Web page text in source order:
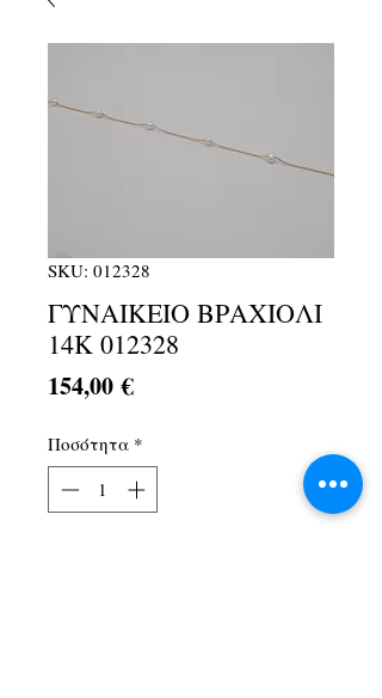
SKU: 012328
ΓΥΝΑΙΚΕΙΟ ΒΡΑΧΙΟΛΙ
14Κ 012328
154,00 €Τιμή
Ποσότητα *